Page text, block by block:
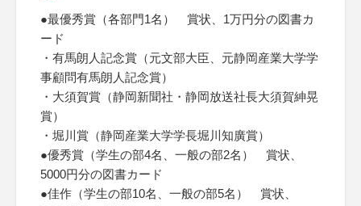
●最優秀賞（各部門1名） 賞状、1万円分の図書カ
ード
・有馬朗人記念賞（元文部大臣、元静岡産業大学学
事顧問有馬朗人記念賞）
・大須賀賞（静岡新聞社・静岡放送社長大須賀紳晃
賞）
・堀川賞（静岡産業大学学長堀川知廣賞）
●優秀賞（学生の部4名、一般の部2名） 賞状、
5000円分の図書カード
●佳作（学生の部10名、一般の部5名） 賞状、